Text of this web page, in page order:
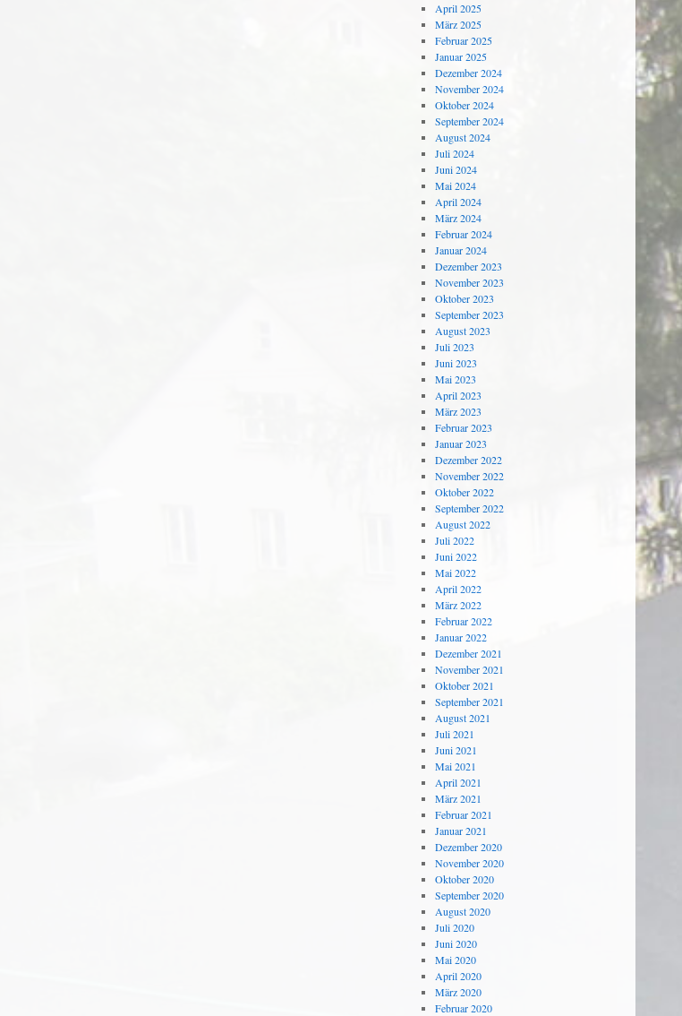
April 2025
März 2025
Februar 2025
Januar 2025
Dezember 2024
November 2024
Oktober 2024
September 2024
August 2024
Juli 2024
Juni 2024
Mai 2024
April 2024
März 2024
Februar 2024
Januar 2024
Dezember 2023
November 2023
Oktober 2023
September 2023
August 2023
Juli 2023
Juni 2023
Mai 2023
April 2023
März 2023
Februar 2023
Januar 2023
Dezember 2022
November 2022
Oktober 2022
September 2022
August 2022
Juli 2022
Juni 2022
Mai 2022
April 2022
März 2022
Februar 2022
Januar 2022
Dezember 2021
November 2021
Oktober 2021
September 2021
August 2021
Juli 2021
Juni 2021
Mai 2021
April 2021
März 2021
Februar 2021
Januar 2021
Dezember 2020
November 2020
Oktober 2020
September 2020
August 2020
Juli 2020
Juni 2020
Mai 2020
April 2020
März 2020
Februar 2020